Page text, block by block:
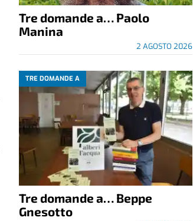
Tre domande a… Paolo
Manina
2 AGOSTO 2026
TRE DOMANDE A
Tre domande a… Beppe
Gnesotto